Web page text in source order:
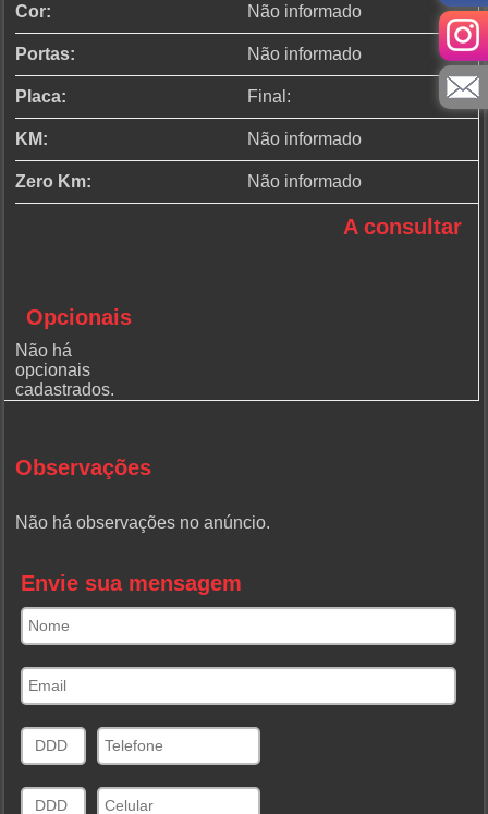
Cor: Não informado
Portas: Não informado
Placa: Final:
KM: Não informado
Zero Km: Não informado
A consultar
Opcionais
Não há
opcionais
cadastrados.
Observações
Não há observações no anúncio.
Envie sua mensagem